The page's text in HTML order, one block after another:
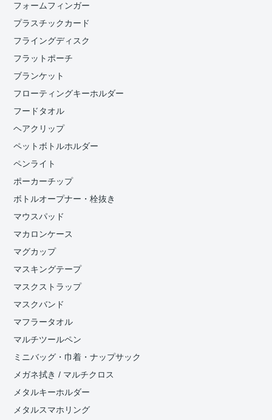
フォームフィンガー
プラスチックカード
フライングディスク
フラットポーチ
ブランケット
フローティングキーホルダー
フードタオル
ヘアクリップ
ペットボトルホルダー
ペンライト
ポーカーチップ
ボトルオープナー・栓抜き
マウスパッド
マカロンケース
マグカップ
マスキングテープ
マスクストラップ
マスクバンド
マフラータオル
マルチツールペン
ミニバッグ・巾着・ナップサック
メガネ拭き / マルチクロス
メタルキーホルダー
メタルスマホリング